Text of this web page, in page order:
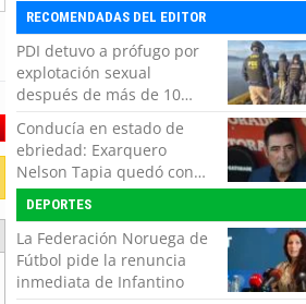
RECOMENDADAS DEL EDITOR
PDI detuvo a prófugo por
explotación sexual
después de más de 10
horas de navegación en la
zona austral
Conducía en estado de
ebriedad: Exarquero
Nelson Tapia quedó con
lesiones graves tras
accidente vehicular
DEPORTES
La Federación Noruega de
Fútbol pide la renuncia
inmediata de Infantino